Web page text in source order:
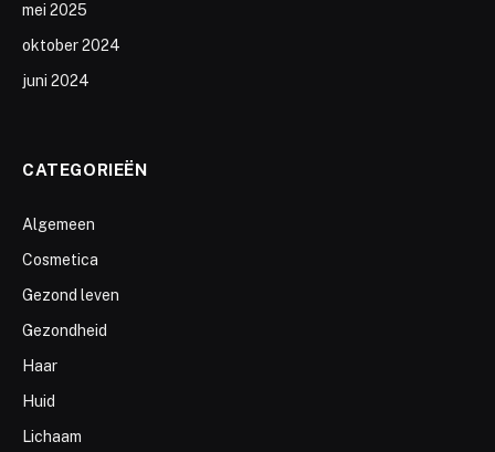
mei 2025
oktober 2024
juni 2024
CATEGORIEËN
Algemeen
Cosmetica
Gezond leven
Gezondheid
Haar
Huid
Lichaam